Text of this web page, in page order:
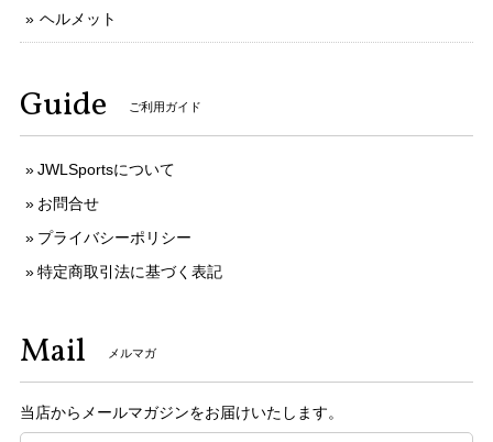
ヘルメット
Guide ご利用ガイド
JWLSportsについて
お問合せ
プライバシーポリシー
特定商取引法に基づく表記
Mail メルマガ
当店からメールマガジンをお届けいたします。